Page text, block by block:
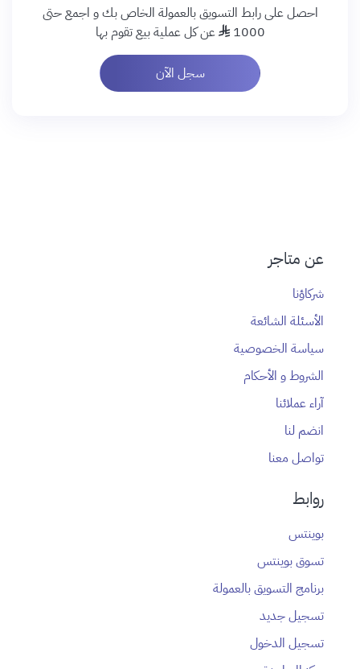
احصل على رابط التسويق بالعمولة الخاص بك و اجمع حتى
1000
عن كل عملية بيع تقوم بها
سجل الآن
عن متاجر
شركاؤنا
الأسئلة الشائعة
سياسة الخصوصية
الشروط و الأحكام
آراء عملائنا
انضم لنا
تواصل معنا
روابط
بوينتس
تسوق بوينتس
برنامج التسويق بالعمولة
تسجيل جديد
تسجيل الدخول